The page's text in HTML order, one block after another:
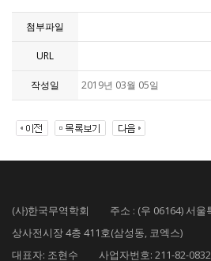
첨부파일
URL
작성일 2019년 03월 05일
(사)한국무역학회 주소 : (우 06164) 서울
상사전시장 4층 411호(삼성동, 코엑스)
대표자: 조현수 사업자번호: 211-82-